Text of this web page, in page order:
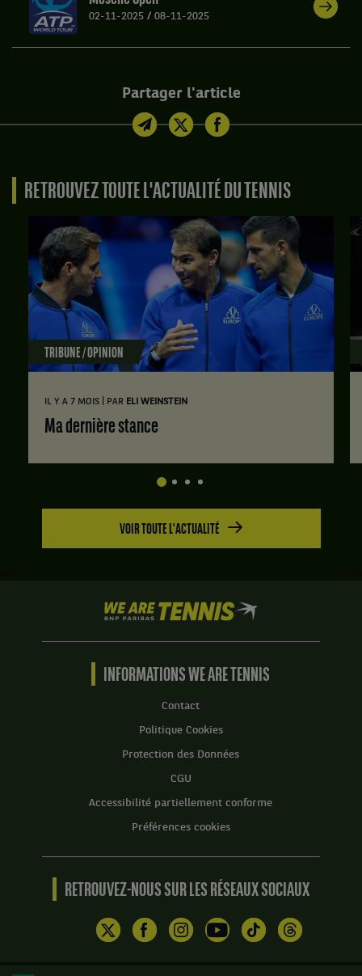
02-11-2025 / 08-11-2025
Partager l'article
RETROUVEZ TOUTE L'ACTUALITÉ DU TENNIS
TRIBUNE / OPINION
IL Y A 7 MOIS PAR ELI WEINSTEIN
Ma dernière stance
VOIR TOUTE L'ACTUALITÉ
We
are
Tennis
BNP
Accueil
INFORMATIONS WE ARE TENNIS
Contact
Politique Cookies
Protection des Données
CGU
Accessibilité partiellement conforme
Préférences cookies
RETROUVEZ-NOUS SUR LES RÉSEAUX SOCIAUX